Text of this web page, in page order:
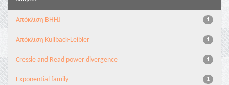
1
Aπόκλιση BHHJ
1
Aπόκλιση Kullback-Leibler
1
Cressie and Read power divergence
1
Exponential family